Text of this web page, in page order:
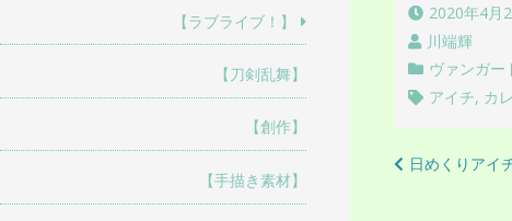
【ラブライブ！】
【刀剣乱舞】
【創作】
【手描き素材】
2020年4月
川端輝
ヴァンガー
アイチ, カ
投日めくりアイ